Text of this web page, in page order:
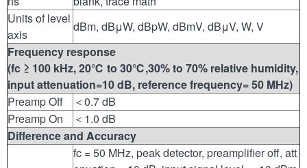
Units of level
axis
dBm, dBμW, dBpW, dBmV, dBμV, W, V
Frequency response
(fc ≥ 100 kHz, 20℃ to 30℃,30% to 70% relative humidity,
input attenuation=10 dB, reference frequency= 50 MHz)
Preamp Off
＜0.7 dB
Preamp On
＜1.0 dB
Difference and Accuracy
fc = 50 MHz, peak detector, preamplifier off, att